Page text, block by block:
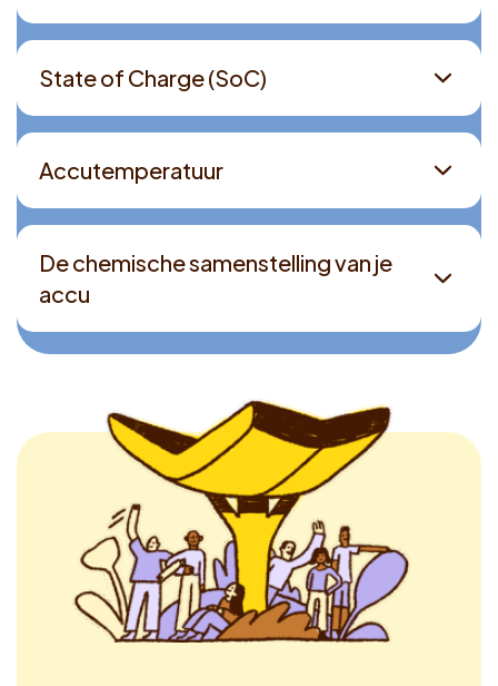
State of Charge (SoC)
Accutemperatuur
De chemische samenstelling van je
accu